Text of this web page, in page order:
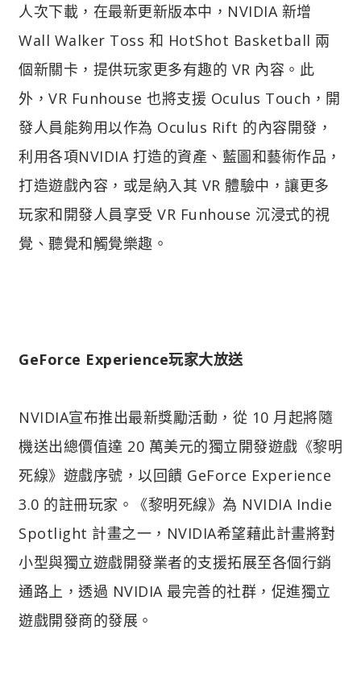
人次下載，在最新更新版本中，NVIDIA 新增
Wall Walker Toss 和 HotShot Basketball 兩
個新關卡，提供玩家更多有趣的 VR 內容。此
外，VR Funhouse 也將支援 Oculus Touch，開
發人員能夠用以作為 Oculus Rift 的內容開發，
利用各項NVIDIA 打造的資產、藍圖和藝術作品，
打造遊戲內容，或是納入其 VR 體驗中，讓更多
玩家和開發人員享受 VR Funhouse 沉浸式的視
覺、聽覺和觸覺樂趣。
GeForce Experience玩家大放送
NVIDIA宣布推出最新獎勵活動，從 10 月起將隨
機送出總價值達 20 萬美元的獨立開發遊戲《黎明
死線》遊戲序號，以回饋 GeForce Experience
3.0 的註冊玩家。《黎明死線》為 NVIDIA Indie
Spotlight 計畫之一，NVIDIA希望藉此計畫將對
小型與獨立遊戲開發業者的支援拓展至各個行銷
通路上，透過 NVIDIA 最完善的社群，促進獨立
遊戲開發商的發展。